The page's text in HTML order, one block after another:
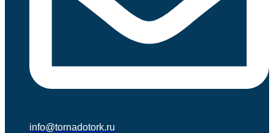
info@tornadotork.ru